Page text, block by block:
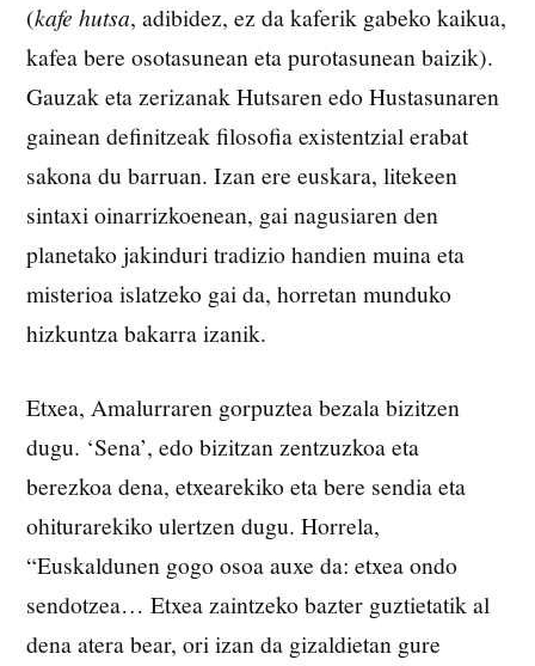
(kafe hutsa, adibidez, ez da kaferik gabeko kaikua,
kafea bere osotasunean eta purotasunean baizik).
Gauzak eta zerizanak Hutsaren edo Hustasunaren
gainean definitzeak filosofia existentzial erabat
sakona du barruan. Izan ere euskara, litekeen
sintaxi oinarrizkoenean, gai nagusiaren den
planetako jakinduri tradizio handien muina eta
misterioa islatzeko gai da, horretan munduko
hizkuntza bakarra izanik.
Etxea, Amalurraren gorpuztea bezala bizitzen
dugu. ‘Sena’, edo bizitzan zentzuzkoa eta
berezkoa dena, etxearekiko eta bere sendia eta
ohiturarekiko ulertzen dugu. Horrela,
“Euskaldunen gogo osoa auxe da: etxea ondo
sendotzea… Etxea zaintzeko bazter guztietatik al
dena atera bear, ori izan da gizaldietan gure